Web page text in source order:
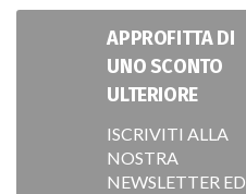
APPROFITTA DI
UNO SCONTO
ULTERIORE
ISCRIVITI ALLA
NOSTRA
NEWSLETTER ED